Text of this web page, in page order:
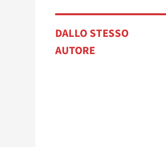
DALLO STESSO
AUTORE